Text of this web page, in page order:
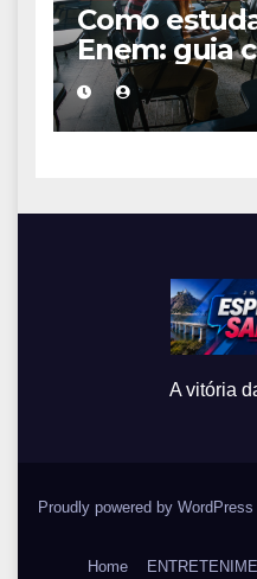
Como
Enem: guia
conquistar a
universidade
A vitória
Proudly powered by WordPress
Home